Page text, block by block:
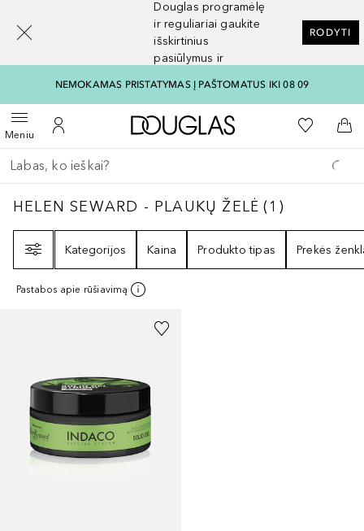
Douglas programėlę
ir reguliariai gaukite
išskirtinius
pasiūlymus ir
RODYTI
NEMOKAMAS PRISTATYMAS Į PAŠTOMATUS IKI 08 09
MeniuAtidaryti meniuĮ mano paskyrą
Į Douglas pagrindinį
Į mano
Į
Grįžk atgal
Vykdykite paiešką
HELEN SEWARD - PLAUKŲ ŽELĖ 1
HELEN SEWARD - PLAUKŲ ŽELĖ (1 )
Kategorijos
Kaina Produkto tipas Prekės
Pastabos apie rūšiavimą
[navigation.slideout.screenreader]